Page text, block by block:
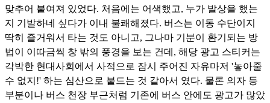
맞추어 붙여져 있었다. 처음에는 어색했고, 누가 발상을 했는
지 기발하네 싶다가 이내 불쾌해졌다. 버스는 이동 수단이지
딱히 즐거워서 타는 것도 아니고, 그나마 기분이 환기되는 방
법이 이따금씩 창 밖의 풍경을 보는 건데, 해당 광고 스티커는
각박한 현대사회에서 사적으로 잠시 주어진 자유마저 '놓아줄
수 없지!' 하는 심산으로 붙드는 것 같아서 였다. 물론 의자 등
부분이나 버스 천장 부근처럼 기존에 버스 안에도 광고가 많았